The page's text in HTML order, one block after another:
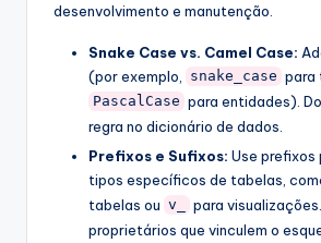
desenvolvimento e manutenção.
Snake Case vs. Camel Case:
(por exemplo,
snake_case para
PascalCase para entidades).
regra no dicionário de dados.
Prefixos e Sufixos: Use prefixos
tipos específicos de tabelas,
tabelas ou v_
para
proprietários que vinculem o